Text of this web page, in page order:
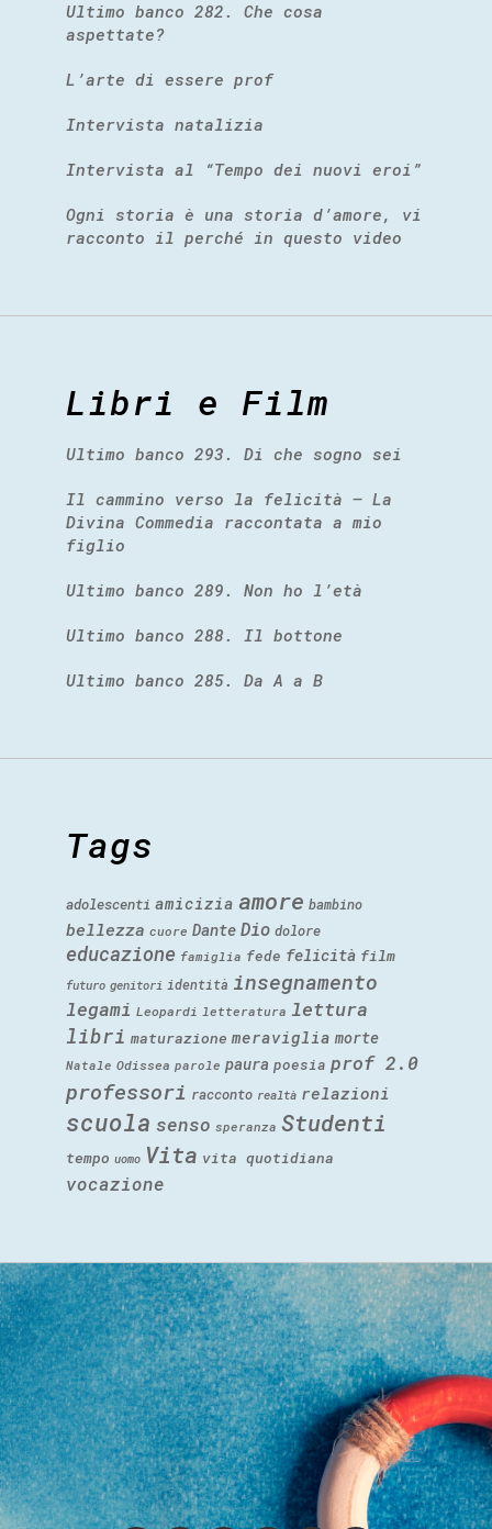
Ultimo banco 282. Che cosa
aspettate?
L’arte di essere prof
Intervista natalizia
Intervista al “Tempo dei nuovi eroi”
Ogni storia è una storia d’amore, vi
racconto il perché in questo video
Libri e Film
Ultimo banco 293. Di che sogno sei
Il cammino verso la felicità – La
Divina Commedia raccontata a mio
figlio
Ultimo banco 289. Non ho l’età
Ultimo banco 288. Il bottone
Ultimo banco 285. Da A a B
Tags
adolescenti amicizia amore bambino
bellezza cuore Dante Dio dolore
educazione famiglia fede felicità film
futuro genitori identità insegnamento
legami Leopardi letteratura lettura
libri maturazione meraviglia morte
Natale Odissea parole paura poesia prof 2.0
professori racconto realtà relazioni
scuola senso speranza Studenti
tempo uomo Vita vita quotidiana
vocazione